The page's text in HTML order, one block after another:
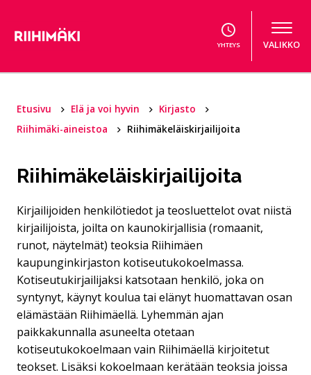
YHTEYS VALIKKO
Etusivu Elä ja voi hyvin
Kirjasto
Riihimäki-aineistoa
Riihimäkeläiskirjailijoita
Riihimäkeläiskirjailijoita
Kirjailijoiden henkilötiedot ja teosluettelot ovat niistä
kirjailijoista, joilta on kaunokirjallisia (romaanit,
runot, näytelmät) teoksia Riihimäen
kaupunginkirjaston kotiseutukokoelmassa.
Kotiseutukirjailijaksi katsotaan henkilö, joka on
syntynyt, käynyt koulua tai elänyt huomattavan osan
elämästään Riihimäellä. Lyhemmän ajan
paikkakunnalla asuneelta otetaan
kotiseutukokoelmaan vain Riihimäellä kirjoitetut
teokset. Lisäksi kokoelmaan kerätään teoksia joissa